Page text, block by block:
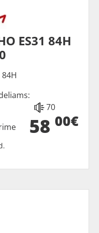
ES31 84H
70
58 00€